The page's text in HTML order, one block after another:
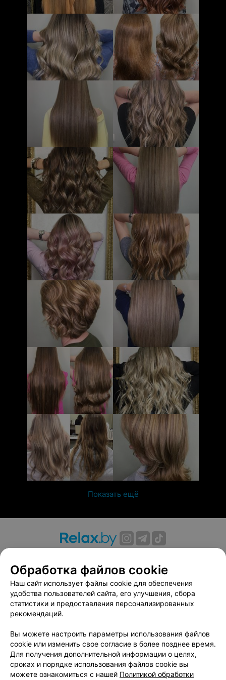
Показать ещё
Вакансии
Публичный договор
Способы оплаты
Публичный договор по использованию сервиса
«Афиша»
Пользовательское соглашение
Связаться по вопросам сотрудничества
Написать руководителю relax.by
Персональные настройки cookie
Обработка персональных данных
Обработка файлов cookie
Наш сайт использует файлы cookie для обеспечения
удобства пользователей сайта, его улучшения, сбора
статистики и предоставления персонализированных
рекомендаций.
Вы можете настроить параметры использования файлов
cookie или изменить свое согласие в более позднее время.
Для получения дополнительной информации о целях,
сроках и порядке использования файлов cookie вы
можете ознакомиться с нашей Политикой обработки